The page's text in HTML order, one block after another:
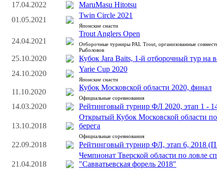
17.04.2022
MaruMasu Hitotsu
01.05.2021
Twin Circle 2021
Японские снасти
24.04.2021
Trout Anglers Open
Отборочные турниры PAL Trout, организованные
Рыболовов
25.10.2020
Кубок Jara Baits, 1-й отборочный тур на
24.10.2020
Yarie Cup 2020
Японские снасти
11.10.2020
Кубок Московской области 2020, финал
Официальные соревнования
14.03.2020 Рейтинговый турнир ФЛ 2020, этап 1 -
13.10.2018
Открытый Кубок Московской области
берега
Официальные соревнования
22.09.2018 Рейтинговый турнир ФЛ, этап 6, 2018
21.04.2018
Чемпионат Тверской области по ловле
"Савватьевская форель 2018"